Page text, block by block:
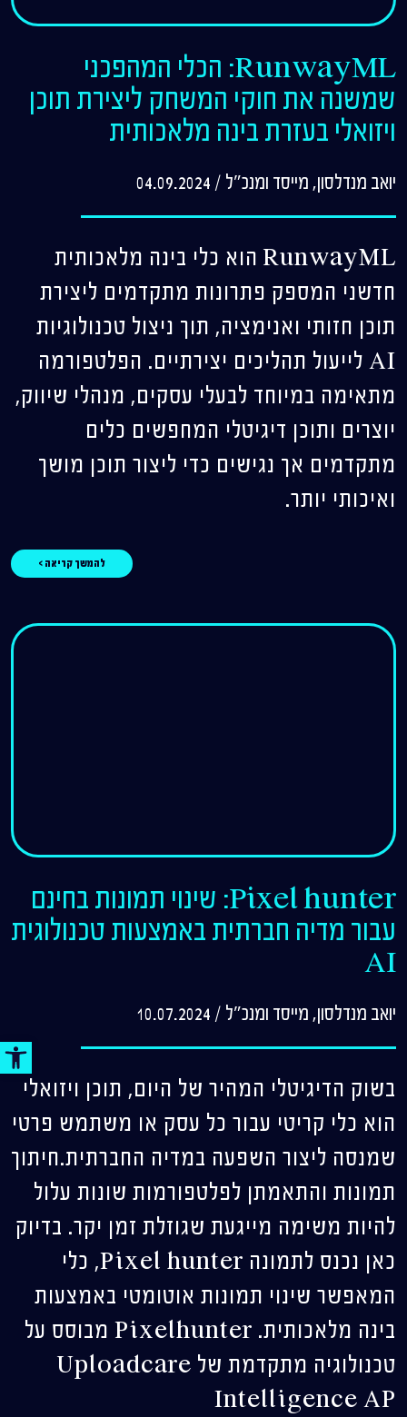
RunwayML: הכלי המהפכני
שמשנה את חוקי המשחק ליצירת תוכן
ויזואלי בעזרת בינה מלאכותית
יואב מנדלסון, מייסד ומנכ"ל /
04.09.2024
RunwayML הוא כלי בינה מלאכותית
חדשני המספק פתרונות מתקדמים ליצירת
תוכן חזותי ואנימציה, תוך ניצול טכנולוגיות
AI לייעול תהליכים יצירתיים. הפלטפורמה
מתאימה במיוחד לבעלי עסקים, מנהלי שיווק,
יוצרים ותוכן דיגיטלי המחפשים כלים
מתקדמים אך נגישים כדי ליצור תוכן מושך
ואיכותי יותר.
להמשך קריאה >
Pixel hunter: שינוי תמונות בחינם
עבור מדיה חברתית באמצעות טכנולוגית
AI
יואב מנדלסון, מייסד ומנכ"ל /
10.07.2024
בשוק הדיגיטלי המהיר של היום, תוכן ויזואלי
הוא כלי קריטי עבור כל עסק או משתמש פרטי
שמנסה ליצור השפעה במדיה החברתית.חיתוך
תמונות והתאמתן לפלטפורמות שונות עלול
להיות משימה מייגעת שגוזלת זמן יקר. בדיוק
כאן נכנס לתמונה Pixel hunter, כלי
המאפשר שינוי תמונות אוטומטי באמצעות
בינה מלאכותית. Pixelhunter מבוסס על
טכנולוגיה מתקדמת של Uploadcare
Intelligence AP
פתח